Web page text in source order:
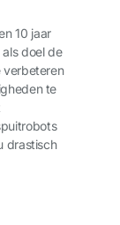
10 jaar
doel de
verbeteren
te
drastisch